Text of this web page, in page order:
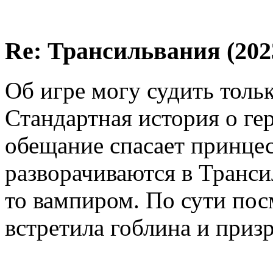
Re: Трансильвания
Об игре могу судить
Стандартная история о
обещание спасает
разворачиваются в
то вампиром. По сути
встретила гоблина и